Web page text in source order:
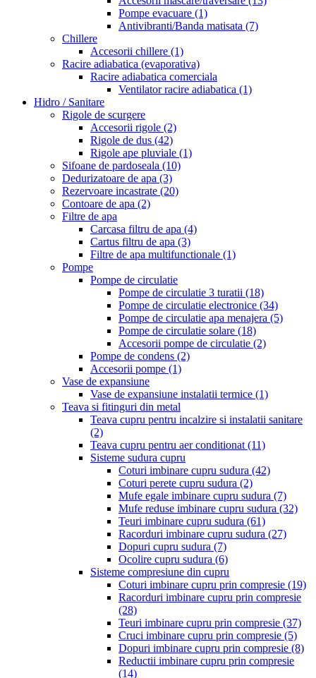
Pompe evacuare (1)
Antivibranti/Banda matisata (7)
Chillere
Accesorii chillere (1)
Racire adiabatica (evaporativa)
Racire adiabatica comerciala
Ventilator racire adiabatica (1)
Hidro / Sanitare
Rigole de scurgere
Accesorii rigole (2)
Rigole de dus (42)
Rigole ape pluviale (1)
Sifoane de pardoseala (10)
Dedurizatoare de apa (3)
Rezervoare incastrate (20)
Contoare de apa (2)
Filtre de apa
Carcasa filtru de apa (4)
Cartus filtru de apa (3)
Filtre de apa multifunctionale (1)
Pompe
Pompe de circulatie
Pompe de circulatie 3 turatii (18)
Pompe de circulatie electronice (34)
Pompe de circulatie apa menajera (5)
Pompe de circulatie solare (18)
Accesorii pompe de circulatie (2)
Pompe de condens (2)
Accesorii pompe (1)
Vase de expansiune
Vase de expansiune instalatii termice (1)
Teava si fitinguri din metal
Teava cupru pentru incalzire si instalatii sanitare
(2)
Teava cupru pentru aer conditionat (11)
Sisteme sudura cupru
Coturi imbinare cupru sudura (42)
Coturi perete cupru sudura (2)
Mufe egale imbinare cupru sudura (7)
Mufe reduse imbinare cupru sudura (32)
Teuri imbinare cupru sudura (61)
Racorduri imbinare cupru sudura (27)
Dopuri cupru sudura (7)
Ocolire cupru sudura (6)
Sisteme compresiune din cupru
Coturi imbinare cupru prin compresie (19)
Racorduri imbinare cupru prin compresie
(28)
Teuri imbinare cupru prin compresie (37)
Cruci imbinare cupru prin compresie (5)
Dopuri imbinare cupru prin compresie (8)
Reductii imbinare cupru prin compresie
(14)